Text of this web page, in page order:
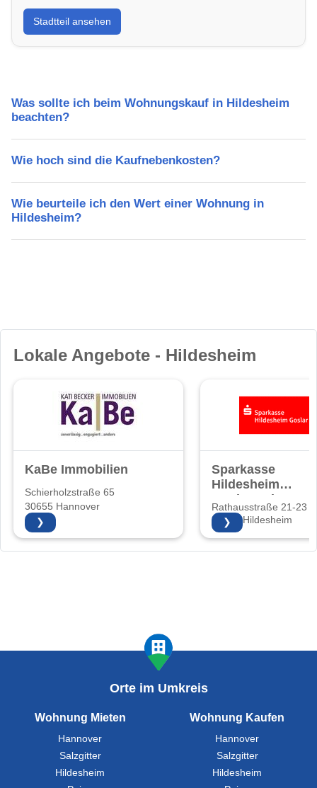
Erfahre mehr über deinen Stadtteil in Hildesheim:
Lebensqualität, Verkehrsanbindung, Schulen,
Freizeitmöglichkeiten und Mietpreise.
Stadtteil ansehen
Was sollte ich beim Wohnungskauf in Hildesheim
beachten?
Wie hoch sind die Kaufnebenkosten?
Wie beurteile ich den Wert einer Wohnung in
Hildesheim?
Lokale Angebote - Hildesheim
KaBe Immobilien
Schierholzstraße 65
30655 Hannover
❯
Sparkasse
Hildesheim
Goslar Peine
Rathausstraße 21-23
31134 Hildesheim
❯
Orte im Umkreis
Wohnung Mieten
Hannover
Salzgitter
Hildesheim
Wohnung Kaufen
Hannover
Salzgitter
Hildesheim